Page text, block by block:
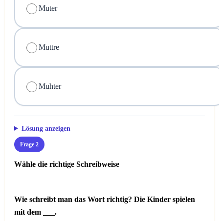
Muter
Muttre
Muhter
Lösung anzeigen
Frage 2
Wähle die richtige Schreibweise
Wie schreibt man das Wort richtig? Die Kinder spielen
mit dem ___.